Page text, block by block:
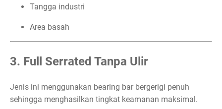
Tangga industri
Area basah
3. Full Serrated Tanpa Ulir
Jenis ini menggunakan bearing bar bergerigi penuh
sehingga menghasilkan tingkat keamanan maksimal.